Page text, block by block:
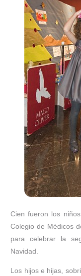
Cien fueron los
Colegio de Médicos
para celebrar la
Navidad.
Los hijos e hijas,